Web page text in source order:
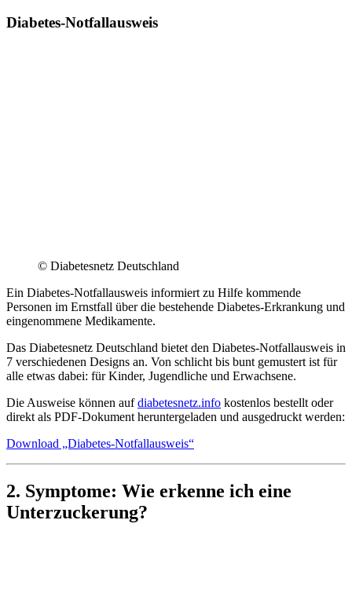
Diabetes-Notfallausweis
© Diabetesnetz Deutschland
Ein Diabetes-Notfallausweis informiert zu Hilfe kommende
Personen im Ernstfall über die bestehende Diabetes-Erkrankung und
eingenommene Medikamente.
Das Diabetesnetz Deutschland bietet den Diabetes-Notfallausweis in
7 verschiedenen Designs an. Von schlicht bis bunt gemustert ist für
alle etwas dabei: für Kinder, Jugendliche und Erwachsene.
Die Ausweise können aufdiabetesnetz.info kostenlos bestellt oder
direkt als PDF-Dokument heruntergeladen und ausgedruckt werden:
Download „Diabetes-Notfallausweis“
2. Symptome: Wie erkenne ich eine
Unterzuckerung?